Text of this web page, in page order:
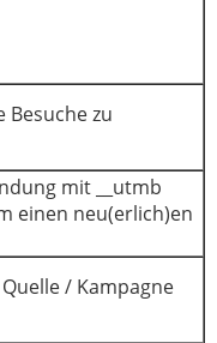
Besuche zu
mit __utmb
einen neu(erlich)en
/ Kampagne